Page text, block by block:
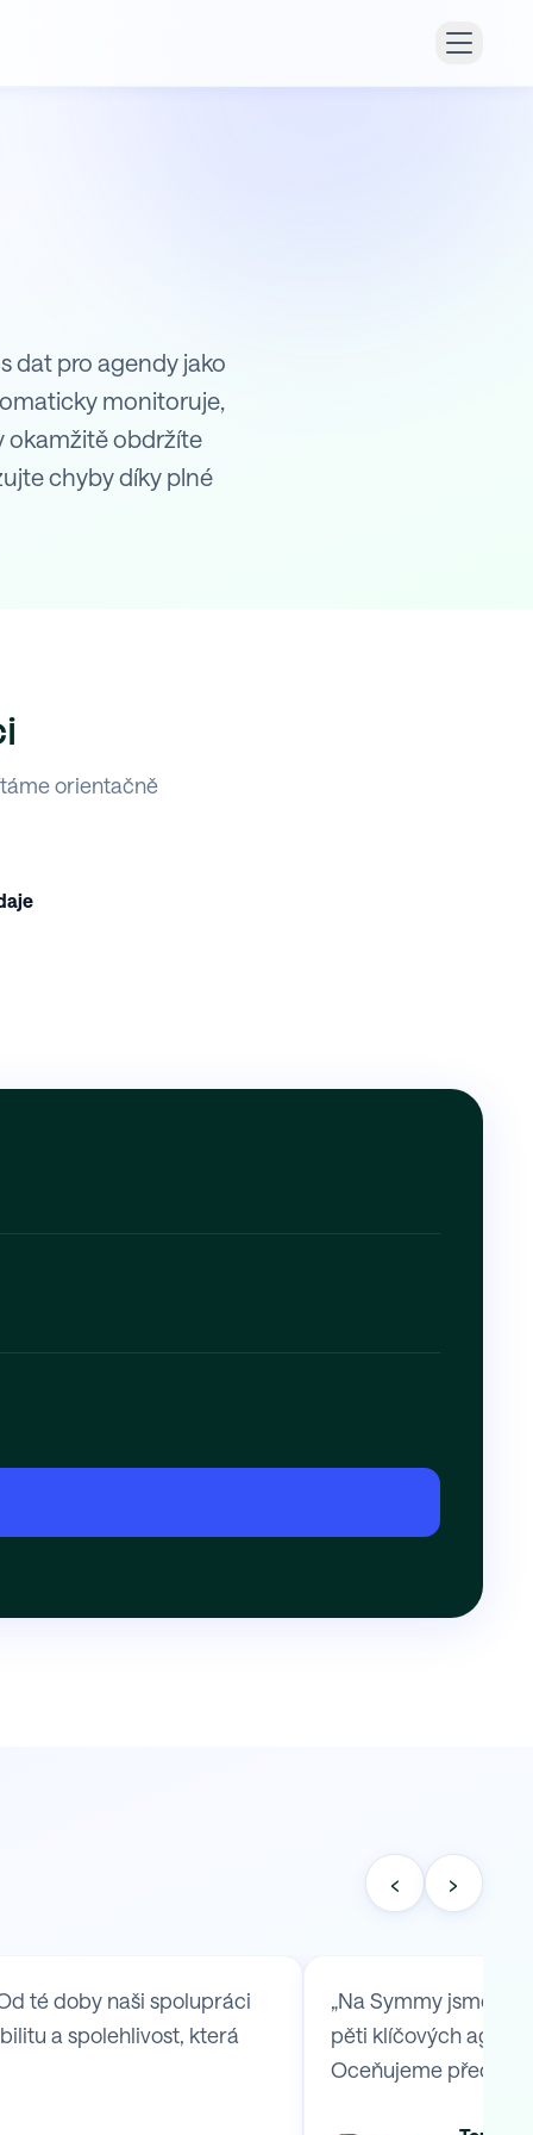
dat pro agendy jako
monitoruje,
okamžitě obdržíte
chyby díky plné
orientačně
‹ ›
té doby naši spolupráci
a spolehlivost, která
„Na Symmy jsme
pěti klíčových
Oceňujeme